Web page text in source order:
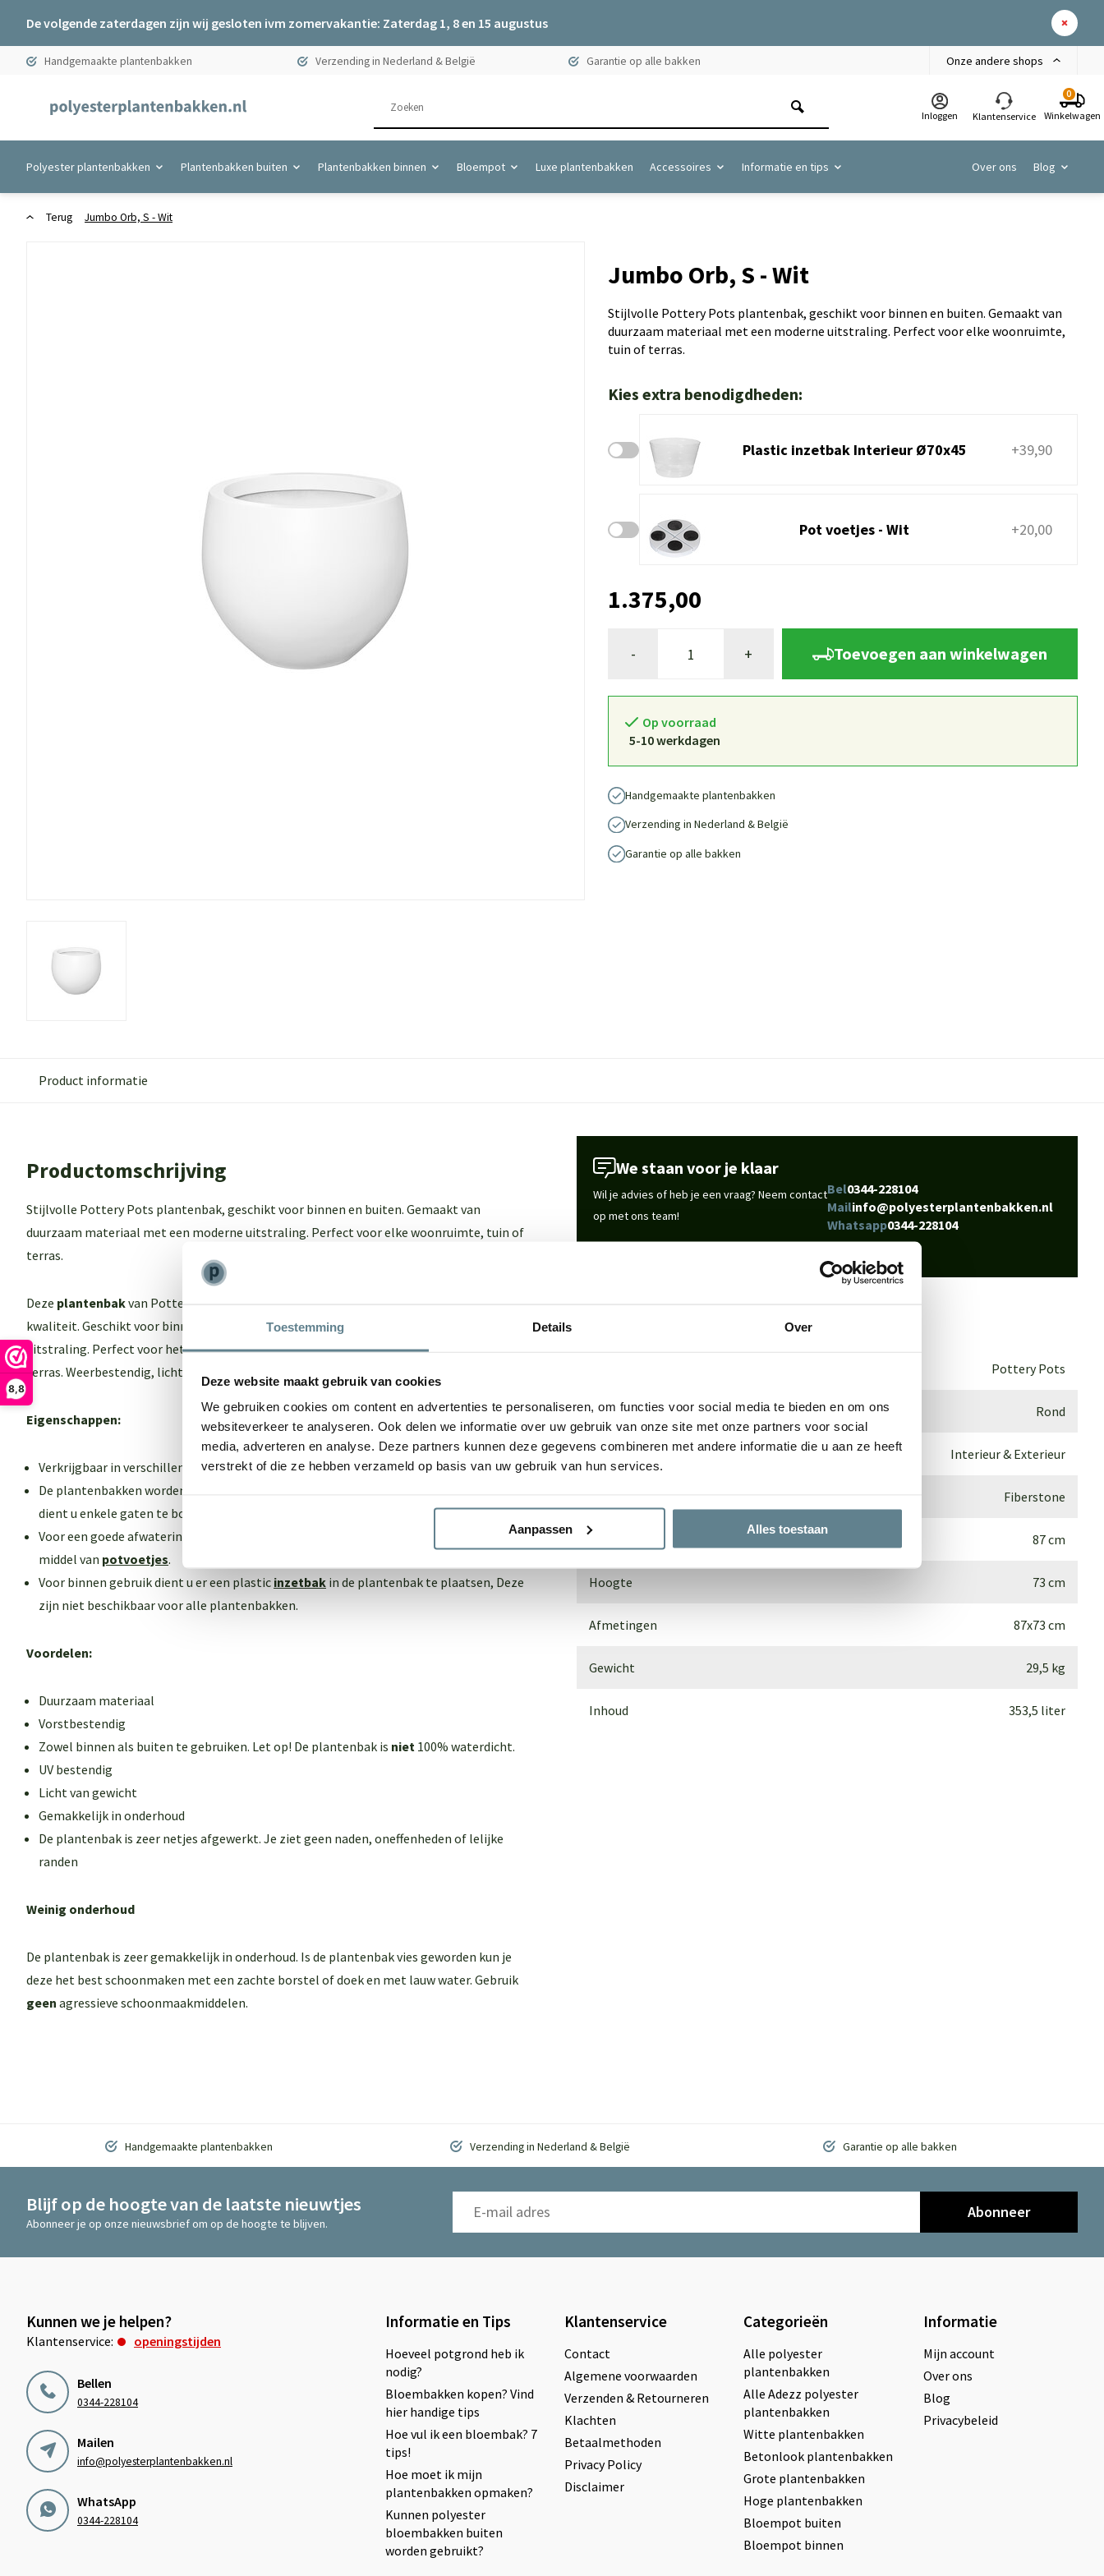
Toestemming Details Over
Deze website maakt gebruik van cookies
We gebruiken cookies om content en advertenties te personaliseren, om functies voor social media te bieden en om ons
websiteverkeer te analyseren. Ook delen we informatie over uw gebruik van onze site met onze partners voor social
media, adverteren en analyse. Deze partners kunnen deze gegevens combineren met andere informatie die u aan ze heeft
verstrekt of die ze hebben verzameld op basis van uw gebruik van hun services.
Aanpassen Alles toestaan
8,8
De volgende zaterdagen zijn wij gesloten ivm zomervakantie: Zaterdag 1, 8 en 15 augustus
Handgemaakte plantenbakken Verzending in Nederland & België Garantie op alle bakken Onze andere shops
Inloggen Klantenservice
0
Winkelwagen
Polyester plantenbakken Plantenbakken buiten Plantenbakken binnen Bloempot Luxe plantenbakken Accessoires Informatie en tips Over ons Blog
Terug Jumbo Orb, S - Wit
Jumbo Orb, S - Wit
Stijlvolle Pottery Pots plantenbak, geschikt voor binnen en buiten. Gemaakt van
duurzaam materiaal met een moderne uitstraling. Perfect voor elke woonruimte,
tuin of terras.
Kies extra benodigdheden:
Plastic inzetbak Interieur Ø70x45 +39,90
Pot voetjes - Wit +20,00
1.375,00
- + Toevoegen aan winkelwagen
Op voorraad
5-10 werkdagen
Handgemaakte plantenbakken
Verzending in Nederland & België
Garantie op alle bakken
Product informatie
Productomschrijving
Stijlvolle Pottery Pots plantenbak, geschikt voor binnen en buiten. Gemaakt van
duurzaam materiaal met een moderne uitstraling. Perfect voor elke woonruimte, tuin of
terras.
Deze plantenbakvan Pottery pots combineert tijdloos design met hoogwaardige
kwaliteit. Geschikt voor binnen en buiten, gemaakt van duurzaam materiaal met een luxe
uitstraling. Perfect voor het stijlvol presenteren van planten in huis, tuin of op het
terras. Weerbestendig, licht van gewicht en zeer eenvoudig te onderhouden.
Eigenschappen:
Verkrijgbaar in verschillende kleuren en maten
De plantenbakken worden geleverd
dient u enkele gaten te boren.
Voor een goede afwatering dient u de plantenbak 1-2 cm van de grond te plaatsen door
middel van potvoetjes.
Voor binnen gebruik dient u er een plastic inzetbak in de plantenbak te plaatsen, Deze
zijn niet beschikbaar voor alle plantenbakken.
Voordelen:
Duurzaam materiaal
Vorstbestendig
Zowel binnen als buiten te gebruiken. Let op! De plantenbak is niet 100% waterdicht.
UV bestendig
Licht van gewicht
Gemakkelijk in onderhoud
De plantenbak is zeer netjes afgewerkt. Je ziet geen naden, oneffenheden of lelijke
randen
Weinig onderhoud
De plantenbak is zeer gemakkelijk in onderhoud. Is de plantenbak vies geworden kun je
deze het best schoonmaken met een zachte borstel of doek en met lauw water. Gebruik
geen agressieve schoonmaakmiddelen.
We staan voor je klaar
Wil je advies of heb je een vraag? Neem contact
op met ons team!
Start chat
Bel0344-228104
Mailinfo@polyesterplantenbakken.nl
Whatsapp0344-228104
Pottery Pots
Vorm Rond
Gebruik Interieur & Exterieur
Fiberstone
Breedte 87 cm
Hoogte 73 cm
Afmetingen 87x73 cm
Gewicht 29,5 kg
Inhoud 353,5 liter
Handgemaakte plantenbakken Verzending in Nederland & België Garantie op alle bakken
Blijf op de hoogte van de laatste nieuwtjes
Abonneer je op onze nieuwsbrief om op de hoogte te blijven.
Abonneer
Kunnen we je helpen?
Klantenservice: openingstijden
Bellen
0344-228104
Mailen
info@polyesterplantenbakken.nl
WhatsApp
0344-228104
Informatie en Tips
Hoeveel potgrond heb ik
nodig?
Bloembakken kopen? Vind
hier handige tips
Hoe vul ik een bloembak? 7
tips!
Hoe moet ik mijn
plantenbakken opmaken?
Kunnen polyester
bloembakken buiten
worden gebruikt?
Klantenservice
Contact
Algemene voorwaarden
Verzenden & Retourneren
Klachten
Betaalmethoden
Privacy Policy
Disclaimer
Categorieën
Alle polyester
plantenbakken
Alle Adezz polyester
plantenbakken
Witte plantenbakken
Betonlook plantenbakken
Grote plantenbakken
Hoge plantenbakken
Bloempot buiten
Bloempot binnen
Informatie
Mijn account
Over ons
Blog
Privacybeleid